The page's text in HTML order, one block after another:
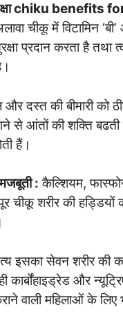
chiku benefits
चीकू में विटामिन ‘बी’
प्रदान करता है तथा
दस्त की बीमारी को
से आंतों की शक्ति
हैं।
: कैल्शियम,
चीकू शरीर की हड्डियों
इसका सेवन शरीर की
कार्बोंहाइड्रेड और
वाली महिलाओं के लिए